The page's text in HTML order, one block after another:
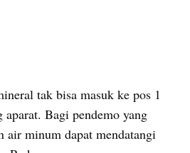
tak bisa masuk ke pos 1
aparat. Bagi pendemo yang
air minum dapat mendatangi